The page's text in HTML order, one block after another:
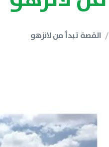
القصة تبدأ من لانزهو